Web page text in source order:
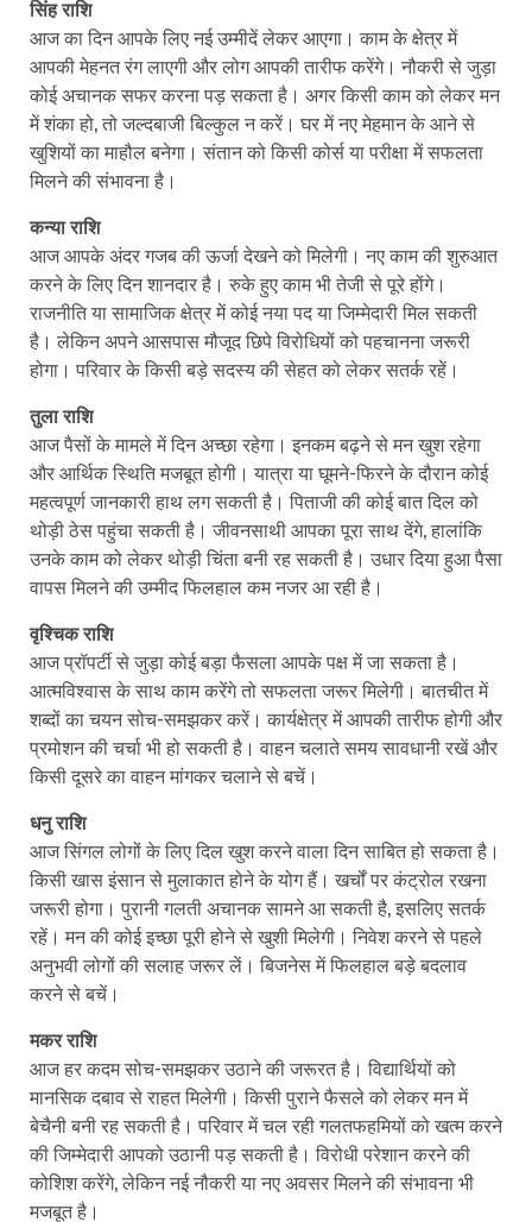
सिंह राशि
आज का दिन आपके लिए नई उम्मीदें लेकर आएगा। काम के क्षेत्र में
आपकी मेहनत रंग लाएगी और लोग आपकी तारीफ करेंगे। नौकरी से जुड़ा
कोई अचानक सफर करना पड़ सकता है। अगर किसी काम को लेकर मन
में शंका हो, तो जल्दबाजी बिल्कुल न करें। घर में नए मेहमान के आने से
खुशियों का माहौल बनेगा। संतान को किसी कोर्स या परीक्षा में सफलता
मिलने की संभावना है।
कन्या राशि
आज आपके अंदर गजब की ऊर्जा देखने को मिलेगी। नए काम की शुरुआत
करने के लिए दिन शानदार है। रुके हुए काम भी तेजी से पूरे होंगे।
राजनीति या सामाजिक क्षेत्र में कोई नया पद या जिम्मेदारी मिल सकती
है। लेकिन अपने आसपास मौजूद छिपे विरोधियों को पहचानना जरूरी
होगा। परिवार के किसी बड़े सदस्य की सेहत को लेकर सतर्क रहें।
तुला राशि
आज पैसों के मामले में दिन अच्छा रहेगा। इनकम बढ़ने से मन खुश रहेगा
और आर्थिक स्थिति मजबूत होगी। यात्रा या घूमने-फिरने के दौरान कोई
महत्वपूर्ण जानकारी हाथ लग सकती है। पिताजी की कोई बात दिल को
थोड़ी ठेस पहुंचा सकती है। जीवनसाथी आपका पूरा साथ देंगे, हालांकि
उनके काम को लेकर थोड़ी चिंता बनी रह सकती है। उधार दिया हुआ पैसा
वापस मिलने की उम्मीद फिलहाल कम नजर आ रही है।
वृश्चिक राशि
आज प्रॉपर्टी से जुड़ा कोई बड़ा फैसला आपके पक्ष में जा सकता है।
आत्मविश्वास के साथ काम करेंगे तो सफलता जरूर मिलेगी। बातचीत में
शब्दों का चयन सोच-समझकर करें। कार्यक्षेत्र में आपकी तारीफ होगी और
प्रमोशन की चर्चा भी हो सकती है। वाहन चलाते समय सावधानी रखें और
किसी दूसरे का वाहन मांगकर चलाने से बचें।
धनु राशि
आज सिंगल लोगों के लिए दिल खुश करने वाला दिन साबित हो सकता है।
किसी खास इंसान से मुलाकात होने के योग हैं। खर्चों पर कंट्रोल रखना
जरूरी होगा। पुरानी गलती अचानक सामने आ सकती है, इसलिए सतर्क
रहें। मन की कोई इच्छा पूरी होने से खुशी मिलेगी। निवेश करने से पहले
अनुभवी लोगों की सलाह जरूर लें। बिजनेस में फिलहाल बड़े बदलाव
करने से बचें।
मकर राशि
आज हर कदम सोच-समझकर उठाने की जरूरत है। विद्यार्थियों को
मानसिक दबाव से राहत मिलेगी। किसी पुराने फैसले को लेकर मन में
बेचैनी बनी रह सकती है। परिवार में चल रही गलतफहमियों को खत्म करने
की जिम्मेदारी आपको उठानी पड़ सकती है। विरोधी परेशान करने की
कोशिश करेंगे, लेकिन नई नौकरी या नए अवसर मिलने की संभावना भी
मजबूत है।